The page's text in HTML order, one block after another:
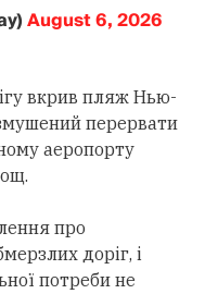
August 6, 2026
вкрив пляж Нью-
перервати
аеропорту
про
доріг, і
потреби не